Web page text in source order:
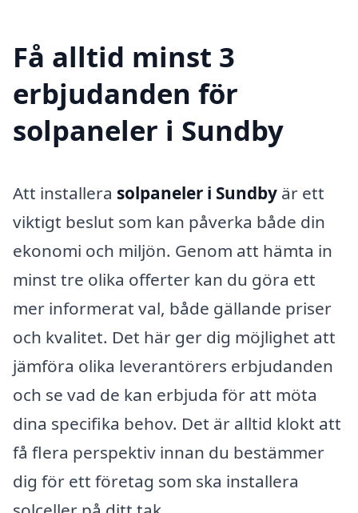
Få alltid minst 3
erbjudanden för
solpaneler i Sundby
Att installera solpaneler i Sundby är ett
viktigt beslut som kan påverka både din
ekonomi och miljön. Genom att hämta in
minst tre olika offerter kan du göra ett
mer informerat val, både gällande priser
och kvalitet. Det här ger dig möjlighet att
jämföra olika leverantörers erbjudanden
och se vad de kan erbjuda för att möta
dina specifika behov. Det är alltid klokt att
få flera perspektiv innan du bestämmer
dig för ett företag som ska installera